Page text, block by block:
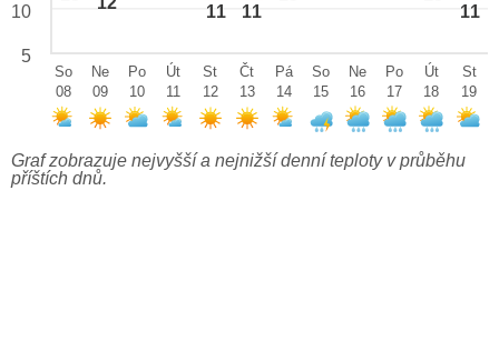
11 11 11
10
5
So
08
Ne
09
Po
10
Út
11
St
12
Čt
13
Pá
14
So
15
Ne
16
Po
17
Út
18
St
19
Graf zobrazuje nejvyšší a nejnižší denní teploty v průběhu
příštích dnů.